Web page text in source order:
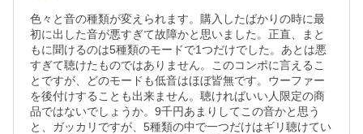
色々と音の種類が変えられます。購入したばかりの時に最
初に出した音が悪すぎて故障かと思いました。正直、まと
もに聞けるのは5種類のモードで1つだけでした。あとは悪
すぎて聴けたものではありません。このコンポに言えるこ
とですが、どのモードも低音はほぼ皆無です。ウーファー
を後付けすることも出来ません。聴ければいい人限定の商
品ではないでしょうか。9千円あまりしてこの音かと思う
と、ガッカリですが、5種類の中で一つだけはギリ聴けてい